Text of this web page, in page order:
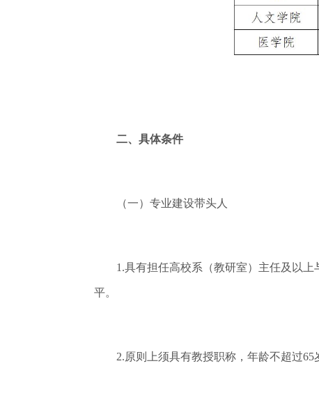
二、具体条件
（一）专业建设带头人
1.具有担任高校系（教研室）主任及以上
平。
2.原则上须具有教授职称，年龄不超过65